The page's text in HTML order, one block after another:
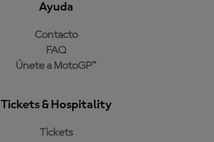
Ayuda
Contacto
FAQ
Únete a MotoGP™
Tickets & Hospitality
Tickets